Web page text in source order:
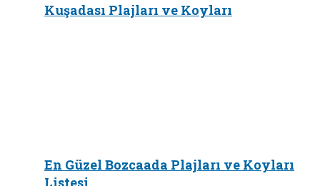
Kuşadası Plajları ve Koyları
En Güzel Bozcaada Plajları ve Koyları
Listesi